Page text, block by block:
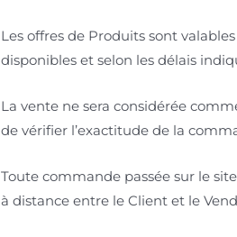
Les offres de Produits sont
disponibles et selon les délais
La vente ne sera considérée
de vérifier l’exactitude de la
Toute commande passée sur le
à distance entre le Client et le